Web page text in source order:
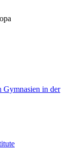
Gymnasien in der